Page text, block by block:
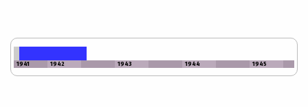
1941 1942 1943 1944 1945